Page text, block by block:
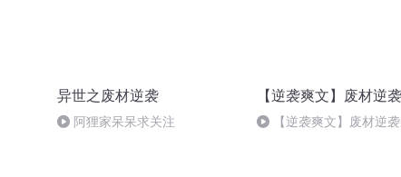
异世之废材逆袭
阿狸家呆呆求关注
【逆袭爽文】废材逆
【逆袭爽文】废材逆